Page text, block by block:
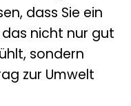
dass Sie ein
nicht nur gut
sondern
zur Umwelt